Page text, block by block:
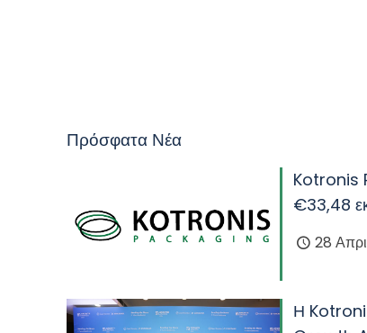
Πρόσφατα Νέα
Kotronis
€33,48
28
Η